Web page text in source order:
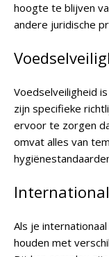
hoogte te blijven
andere juridische
Voedselveiligheid
zijn specifieke
ervoor te zorgen
omvat alles van
Als je
houden met